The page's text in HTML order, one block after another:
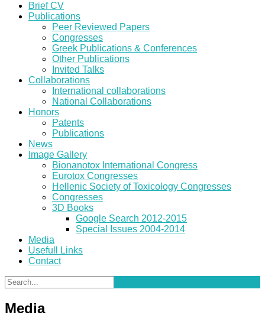
Brief CV
Publications
Peer Reviewed Papers
Congresses
Greek Publications & Conferences
Other Publications
Invited Talks
Collaborations
International collaborations
National Collaborations
Honors
Patents
Publications
News
Image Gallery
Bionanotox International Congress
Eurotox Congresses
Hellenic Society of Toxicology Congresses
Congresses
3D Books
Google Search 2012-2015
Special Issues 2004-2014
Media
Usefull Links
Contact
Media